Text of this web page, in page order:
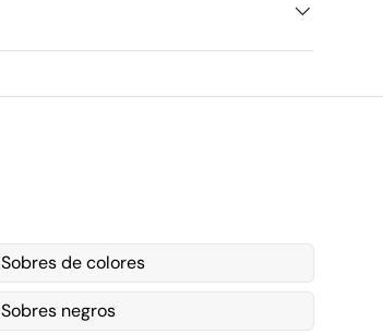
Sobres de colores
Sobres negros